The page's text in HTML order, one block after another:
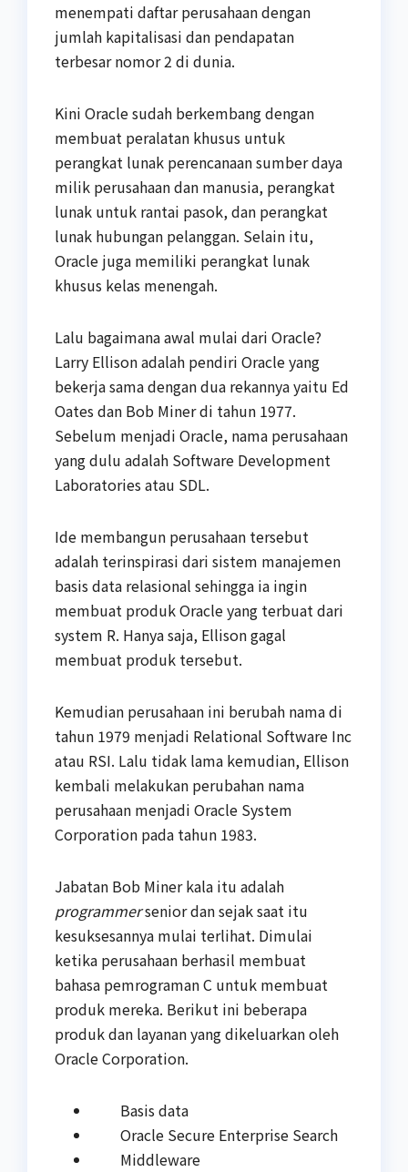
menempati daftar perusahaan dengan
jumlah kapitalisasi dan pendapatan
terbesar nomor 2 di dunia.
Kini Oracle sudah berkembang dengan
membuat peralatan khusus untuk
perangkat lunak perencanaan sumber daya
milik perusahaan dan manusia, perangkat
lunak untuk rantai pasok, dan perangkat
lunak hubungan pelanggan. Selain itu,
Oracle juga memiliki perangkat lunak
khusus kelas menengah.
Lalu bagaimana awal mulai dari Oracle?
Larry Ellison adalah pendiri Oracle yang
bekerja sama dengan dua rekannya yaitu Ed
Oates dan Bob Miner di tahun 1977.
Sebelum menjadi Oracle, nama perusahaan
yang dulu adalah Software Development
Laboratories atau SDL.
Ide membangun perusahaan tersebut
adalah terinspirasi dari sistem manajemen
basis data relasional sehingga ia ingin
membuat produk Oracle yang terbuat dari
system R. Hanya saja, Ellison gagal
membuat produk tersebut.
Kemudian perusahaan ini berubah nama di
tahun 1979 menjadi Relational Software Inc
atau RSI. Lalu tidak lama kemudian, Ellison
kembali melakukan perubahan nama
perusahaan menjadi Oracle System
Corporation pada tahun 1983.
Jabatan Bob Miner kala itu adalah
programmersenior dan sejak saat itu
kesuksesannya mulai terlihat. Dimulai
ketika perusahaan berhasil membuat
bahasa pemrograman C untuk membuat
produk mereka. Berikut ini beberapa
produk dan layanan yang dikeluarkan oleh
Oracle Corporation.
Basis data
Oracle Secure Enterprise Search
Middleware